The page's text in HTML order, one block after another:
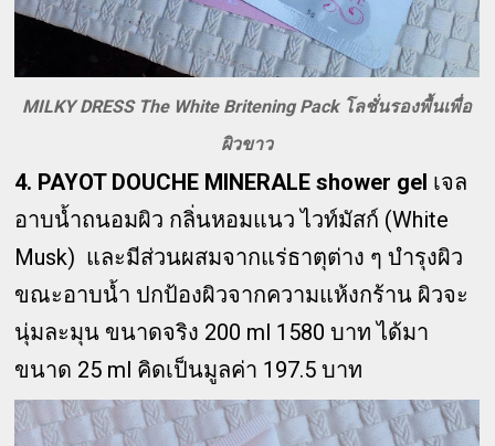
MILKY DRESS The White Britening Pack โลชั่นรองพื้นเพื่อ
ผิวขาว
4. PAYOT DOUCHE MINERALE shower gel เจล
อาบน้ำถนอมผิว กลิ่นหอมแนว ไวท์มัสก์ (White
Musk) และมีส่วนผสมจากแร่ธาตุต่าง ๆ บำรุงผิว
ขณะอาบน้ำ ปกป้องผิวจากความแห้งกร้าน ผิวจะ
นุ่มละมุน ขนาดจริง 200 ml 1580 บาท ได้มา
ขนาด 25 ml คิดเป็นมูลค่า 197.5 บาท